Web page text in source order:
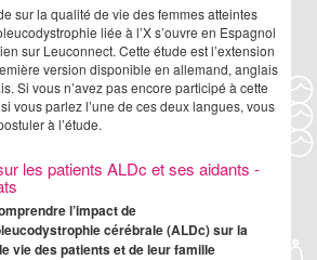
sur la qualité de vie des femmes atteintes
liée à l’X s’ouvre en Espagnol
sur Leuconnect. Cette étude est l’extension
version disponible en allemand, anglais
Si vous n’avez pas encore participé à cette
vous parlez l’une de ces deux langues, vous
à l’étude.
les patients ALDc et ses aidants -
l’impact de
cérébrale (ALDc) sur la
vie des patients et de leur famille